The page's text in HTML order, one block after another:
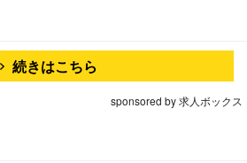
続きはこちら
sponsored by 求人ボックス